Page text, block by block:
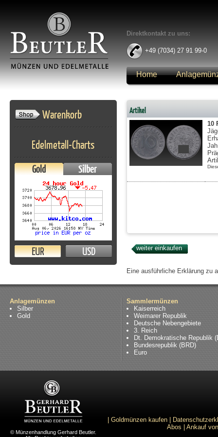
Direktkontakt zu uns:
+49 (7034) 27 91 99-0
Home
Warenkorb
Edelmetall-Charts
Gold Silber
EUR USD
Artikel
10
Eine ausführliche Erklärung zu
Anlagemünzen
Silber
Gold
Sammlermünzen
Kaiserreich
Weimarer Republik
Deutsche Nebengebiete
3. Reich
Dt. Demokratische Republik
Bundesrepublik (BRD)
Euro
© Münzenhandlung Gerhard Beutler.
Goldmünzen kaufen
Abos
Ankauf